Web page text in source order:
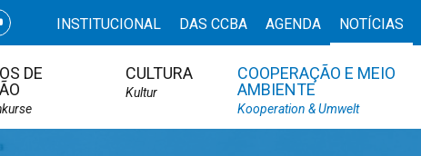
INSTITUCIONAL DAS CCBA AGENDA NOTÍCIAS
DE
CULTURA
Kultur
COOPERAÇÃO E MEIO
AMBIENTE
Kooperation & Umwelt